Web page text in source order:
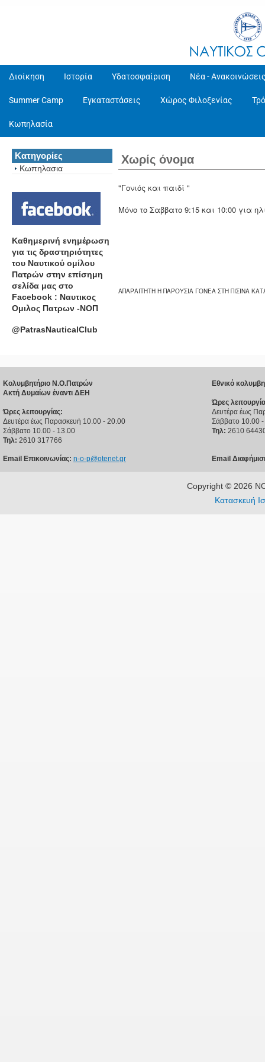
Διοίκηση Ιστορία Υδατοσφαίριση Νέα -
Summer Camp Εγκαταστάσεις Χώρος Φιλοξενίας
Κωπηλασία
Κατηγορίες
Κωπηλασια
Καθημερινή ενημέρωση
για τις δραστηριότητες
του Ναυτικού ομίλου
Πατρών στην επίσημη
σελίδα μας στο
Facebook : Ναυτικος
Ομιλος Πατρων -ΝΟΠ
@PatrasNauticalClub
Χωρίς όνομα
"Γονιός και παιδί "
Μόνο το Σαββατο 9:15 και 10:00 για
ΑΠΑΡΑΙΤΗΤΗ Η ΠΑΡΟΥΣΙΑ ΓΟΝΕΑ ΣΤΗ ΠΙΣΙΝΑ
Κολυμβητήριο Ν.Ο.Πατρών
Ακτή Δυμαίων έναντι ΔΕΗ
Ώρες λειτουργίας:
Δευτέρα έως Παρασκευή 10.00 - 20.00
Σάββατο 10.00 - 13.00
Τηλ: 2610 317766
Email Επικοινωνίας: n-o-p@otenet.gr
Εθνικό
Ώρες
Δευτέρα έως
Σάββατο 10.00
Τηλ: 2610
Email
Copyright © 2026
Κατασκευή